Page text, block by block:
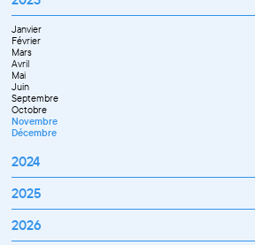
Février
Mars
Avril
Mai
Juin
Juillet
Septembre
Octobre
Novembre
Décembre
Janvier
Février
Mars
Avril
Mai
Juin
Septembre
Octobre
Novembre
Décembre
2024
Janvier
Février
Mars
Avril
2025
Janvier
Février
2026